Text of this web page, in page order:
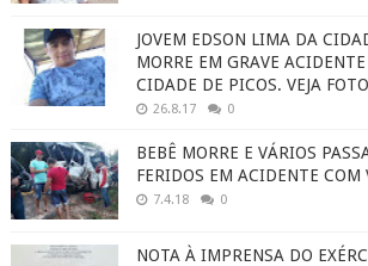
JOVEM EDSON LIMA DA
MORRE EM GRAVE
CIDADE DE PICOS. VEJA
26.8.17 0
BEBÊ MORRE E VÁRIOS
FERIDOS EM ACIDENTE
7.4.18 0
NOTA À IMPRENSA DO